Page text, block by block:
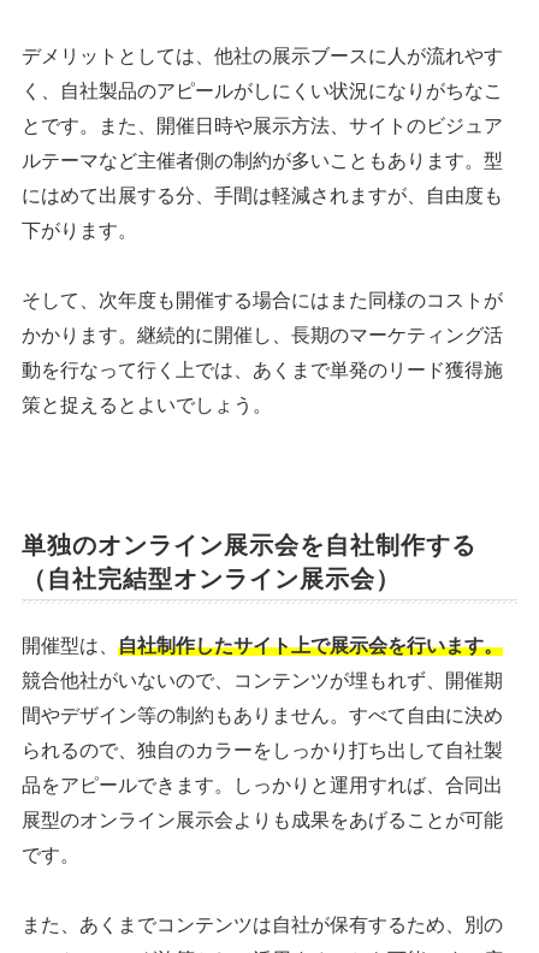
デメリットとしては、他社の展示ブースに人が流れやす
く、自社製品のアピールがしにくい状況になりがちなこ
とです。また、開催日時や展示方法、サイトのビジュア
ルテーマなど主催者側の制約が多いこともあります。型
にはめて出展する分、手間は軽減されますが、自由度も
下がります。
そして、次年度も開催する場合にはまた同様のコストが
かかります。継続的に開催し、長期のマーケティング活
動を行なって行く上では、あくまで単発のリード獲得施
策と捉えるとよいでしょう。
単独のオンライン展示会を自社制作する
（自社完結型オンライン展示会）
開催型は、 自社制作したサイト上で展示会を行います。
競合他社がいないので、コンテンツが埋もれず、開催期
間やデザイン等の制約もありません。すべて自由に決め
られるので、独自のカラーをしっかり打ち出して自社製
品をアピールできます。しっかりと運用すれば、合同出
展型のオンライン展示会よりも成果をあげることが可能
です。
また、あくまでコンテンツは自社が保有するため、別の